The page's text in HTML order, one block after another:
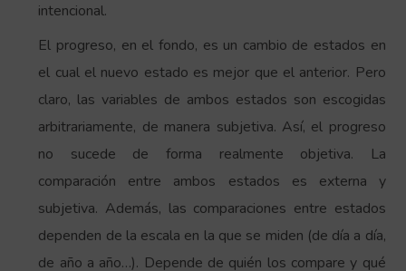
intencional.
El progreso, en el fondo, es un cambio de estados en
el cual el nuevo estado es mejor que el anterior. Pero
claro, las variables de ambos estados son escogidas
arbitrariamente, de manera subjetiva. Así, el progreso
no sucede de forma realmente objetiva. La
comparación entre ambos estados es externa y
subjetiva. Además, las comparaciones entre estados
dependen de la escala en la que se miden (de día a día,
de año a año…). Depende de quién los compare y qué